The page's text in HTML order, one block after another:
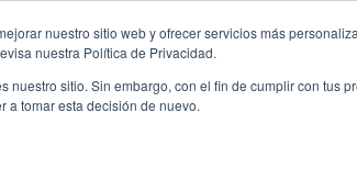
nuestro sitio web y ofrecer servicios más
nuestra Política de Privacidad.
nuestro sitio. Sin embargo, con el fin de cumplir con tus
a tomar esta decisión de nuevo.